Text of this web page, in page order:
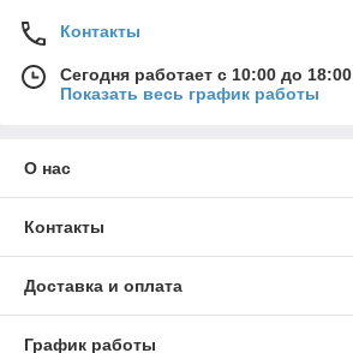
Контакты
Сегодня работает с 10:00 до 18:00
Показать весь график работы
О нас
Контакты
Доставка и оплата
График работы